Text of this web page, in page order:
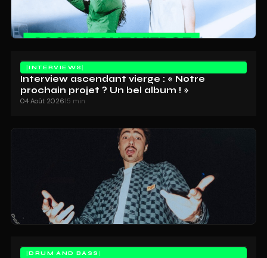
INTERVIEWS
Interview ascendant vierge : « Notre
prochain projet ? Un bel album ! »
04 Août 202615 min
DRUM AND BASS